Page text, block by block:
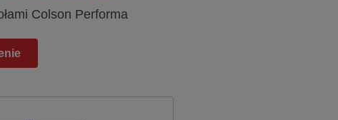
Colson Performa